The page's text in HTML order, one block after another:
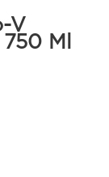
V
Ml